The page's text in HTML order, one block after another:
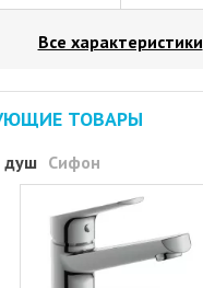
Все характеристики
ТОВАРЫ
душ Сифон